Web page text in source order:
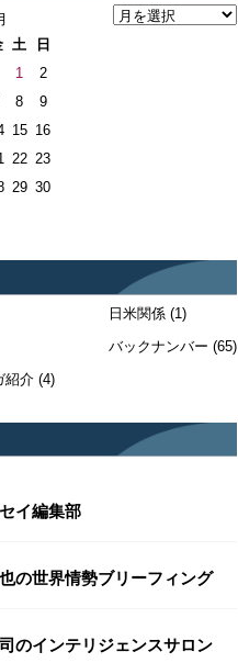
土 日
1
2
8
9
15 16
22 23
29 30
紹介 (4)
日米関係(1)
バックナンバー (65)
イ編集部
の世界情勢ブリーフィング
のインテリジェンスサロン